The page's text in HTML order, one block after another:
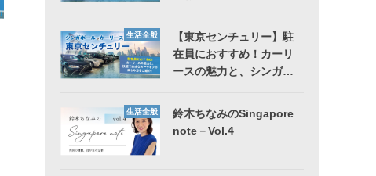
生活全般
【東京センチュリー】駐
在員におすすめ！カーリ
ースの魅力と、シンガ…
生活全般
鈴木ちなみのSingapore
note－Vol.4